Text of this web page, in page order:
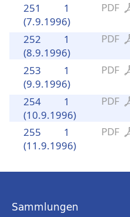
PDF
1
251
(7.9.1996)
PDF
1
252
(8.9.1996)
PDF
1
253
(9.9.1996)
PDF
1
254
(10.9.1996)
PDF
1
255
(11.9.1996)
Sammlungen